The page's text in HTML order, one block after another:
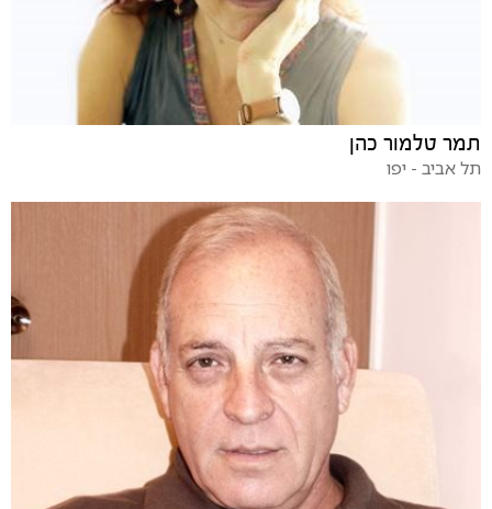
תמר טלמור כהן
תל אביב - יפו